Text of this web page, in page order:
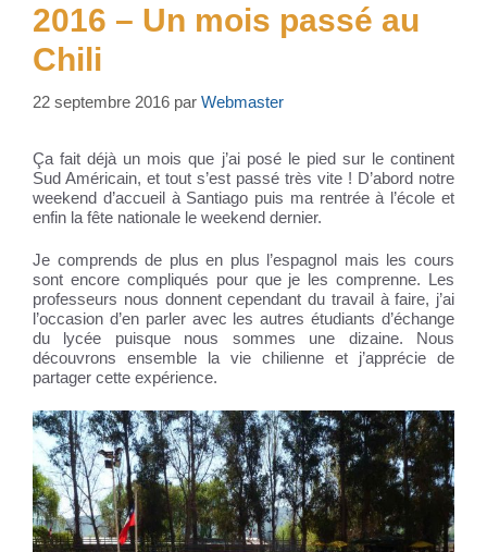
2016 – Un mois passé au
Chili
22 septembre 2016 par Webmaster
Ça fait déjà un mois que j’ai posé le pied sur le continent
Sud Américain, et tout s’est passé très vite ! D’abord notre
weekend d’accueil à Santiago puis ma rentrée à l’école et
enfin la fête nationale le weekend dernier.
Je comprends de plus en plus l’espagnol mais les cours
sont encore compliqués pour que je les comprenne. Les
professeurs nous donnent cependant du travail à faire, j’ai
l’occasion d’en parler avec les autres étudiants d’échange
du lycée puisque nous sommes une dizaine. Nous
découvrons ensemble la vie chilienne et j’apprécie de
partager cette expérience.